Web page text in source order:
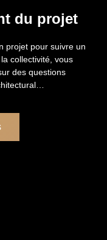
du projet
projet pour suivre un
collectivité, vous
des questions